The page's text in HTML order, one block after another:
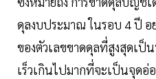
ดุลงบประมาณ ในรอบ 4 ปี อ
ของตัวเลขขาดดุลที่สูงสุดเป็
เร็วเกินไปมากที่จะเป็นจุดอ่